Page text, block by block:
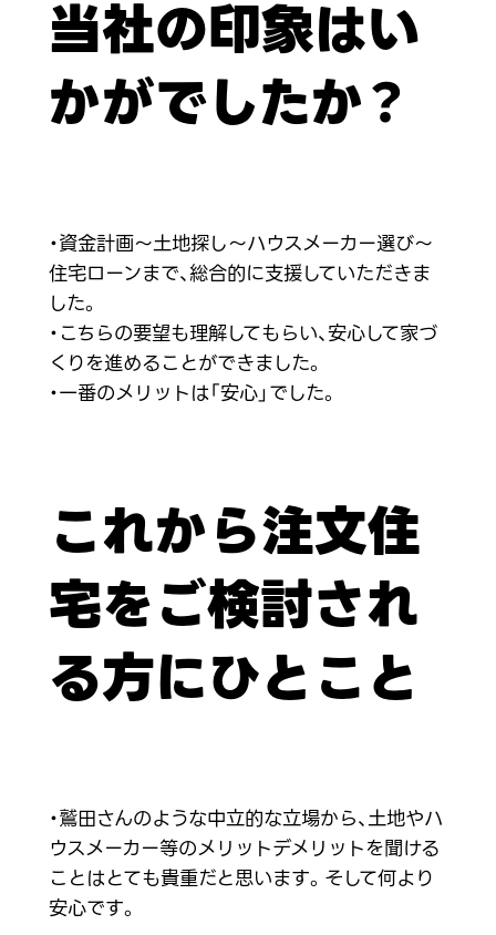
当社の印象はい
かがでしたか？
・資金計画～土地探し～ハウスメーカー選び～
住宅ローンまで、総合的に支援していただきま
した。
・こちらの要望も理解してもらい、安心して家づ
くりを進めることができました。
・一番のメリットは「安心」でした。
これから注文住
宅をご検討され
る方にひとこと
・鷲田さんのような中立的な立場から、土地やハ
ウスメーカー等のメリットデメリットを聞ける
ことはとても貴重だと思います。そして何より
安心です。